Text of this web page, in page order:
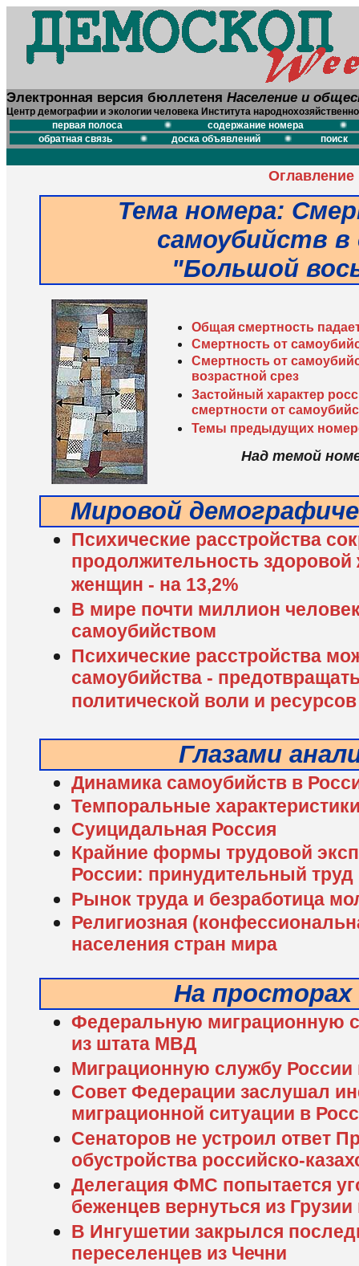
Электронная версия бюллетеня Население и
Центр демографии и экологии человека Института
первая полоса
содержание номера
обратная связь
доска объявлений поиск
Оглавление
Тема номера:
самоубийств в
"Большой
Общая смертность
Смертность от
Смертность от
возрастной срез
Застойный характер
смертности от
Темы предыдущих
Над темой
Мировой
Психические расстройства
продолжительность здоровой
женщин - на 13,2%
В мире почти миллион
самоубийством
Психические расстройства
самоубийства -
политической воли и ресурсов
Глазами
Динамика самоубийств в
Темпоральные
Суицидальная Россия
Крайние формы трудовой
России: принудительный
Рынок труда и безработица
Религиозная
населения стран мира
На просторах
Федеральную миграционную
из штата МВД
Миграционную службу России
Совет Федерации заслушал
миграционной ситуации в
Cенаторов не устроил ответ
обустройства российско-
Делегация ФМС попытается
беженцев вернуться из
В Ингушетии закрылся
переселенцев из Чечни